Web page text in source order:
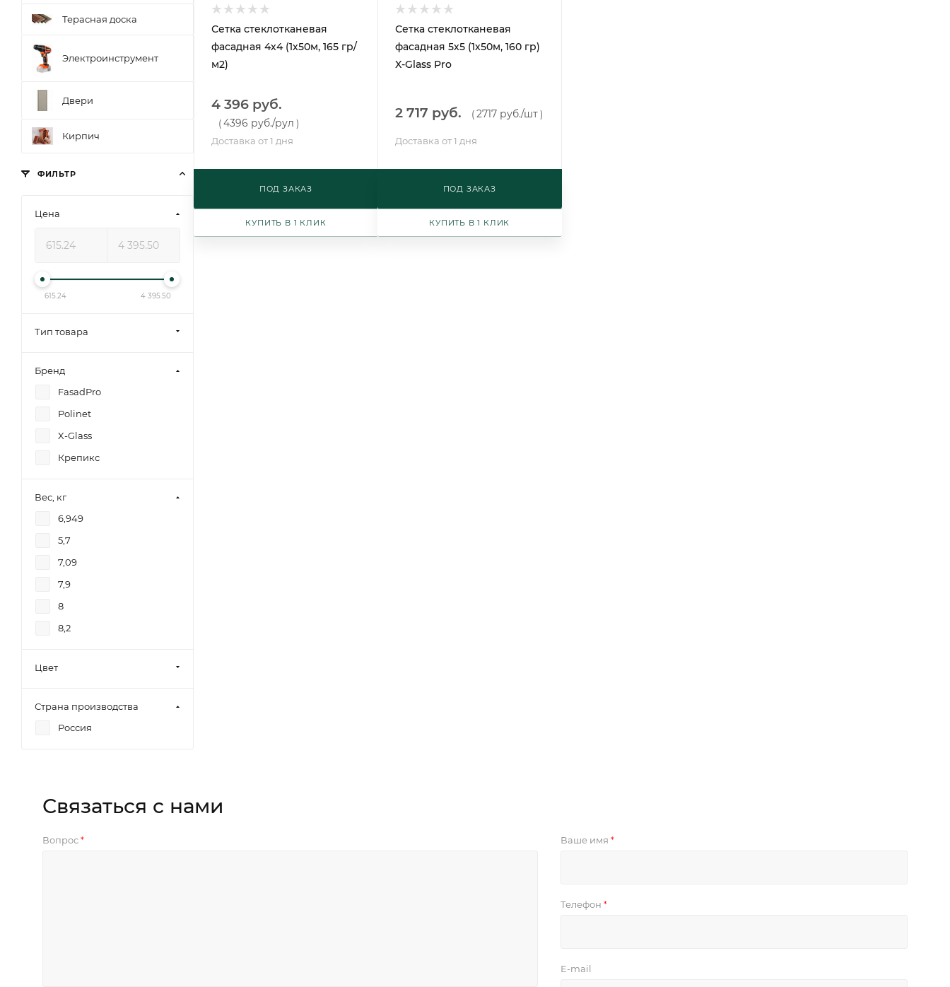
Сетка стеклотканевая
фасадная 4х4 (1х50м, 165 гр/
м2)
4 396 руб.
(4396 руб./рул )
Доставка от 1 дня
ПОД ЗАКАЗ
КУПИТЬ В 1 КЛИК
Сетка стеклотканевая
фасадная 5х5 (1х50м, 160 гр)
X-Glass Pro
2 717 руб. (2717 руб./шт )
Доставка от 1 дня
ПОД ЗАКАЗ
КУПИТЬ В 1 КЛИК
Терасная доска
Электроинструмент
Двери
Кирпич
ФИЛЬТР
Цена
615.24 4 395.50
Тип товара
Бренд
FasadPro
Polinet
X-Glass
Крепикс
Вес, кг
6,949
5,7
7,09
7,9
8
8,2
Цвет
Страна производства
Россия
Связаться с нами
Вопрос * Ваше имя *
Телефон *
E-mail